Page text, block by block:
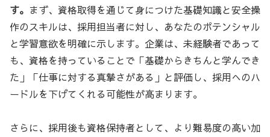
す。 まず、資格取得を通じて身につけた基礎知識と安全操
作のスキルは、採用担当者に対し、あなたのポテンシャル
と学習意欲を明確に示します。企業は、未経験者であって
も、資格を持っていることで「基礎からきちんと学んでき
た」「仕事に対する真摯さがある」と評価し、採用へのハ
ードルを下げてくれる可能性が高まります。
さらに、採用後も資格保持者として、より難易度の高い加